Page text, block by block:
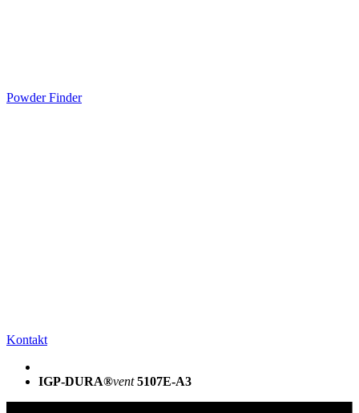
Powder Finder
Kontakt
IGP-DURA®vent 5107E-A3